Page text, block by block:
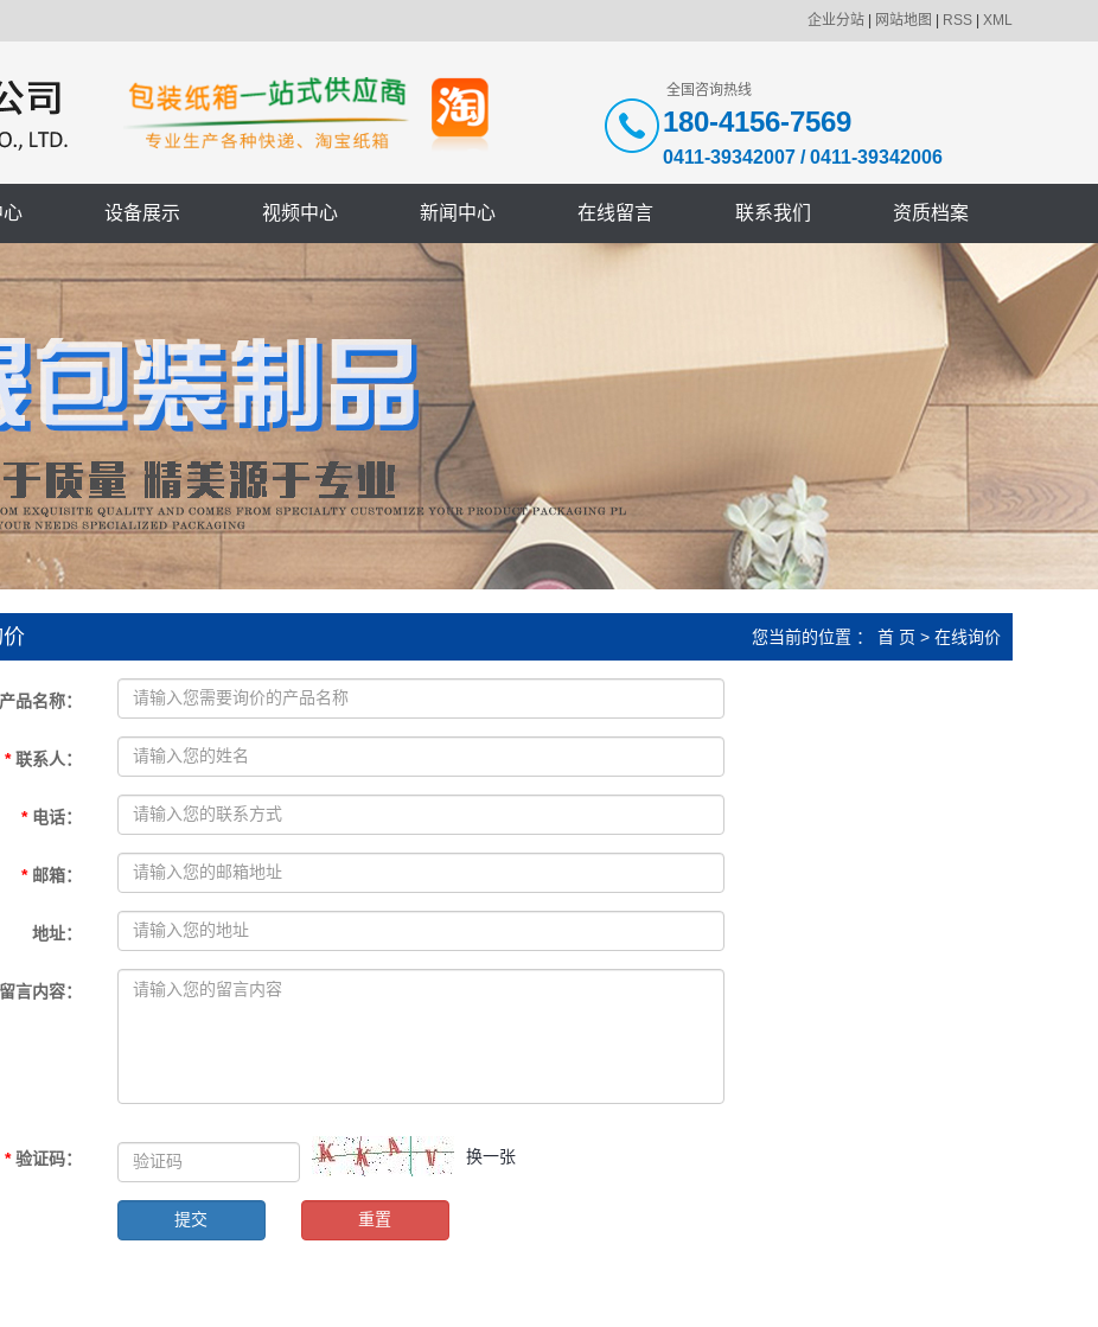
企业分站 网站地图 RSS XML
全国咨询热线
180-4156-7569
0411-39342007 / 0411-39342006
心 设备展示 视频中心 新闻中心 在线留言 联系我们 资质档案
您当前的位置 ： 首 页 > 在线询价
产品名称：
* 联系人：
* 电话：
* 邮箱：
地址：
留言内容：
* 验证码： 换一张